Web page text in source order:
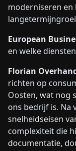
moderniseren en
European
en welke
Florian
richten op
Oosten, wat nog
ons bedrijf is. Na
snelheidseisen
complexiteit die
documentatie,